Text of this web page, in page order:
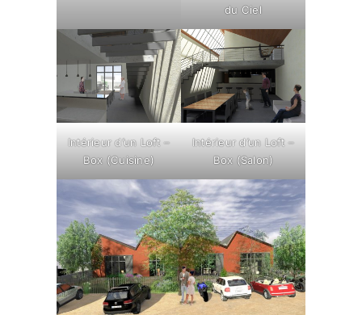
du Ciel
Intérieur d’un Loft –
Box (Cuisine)
Intérieur d’un Loft –
Box (Salon)